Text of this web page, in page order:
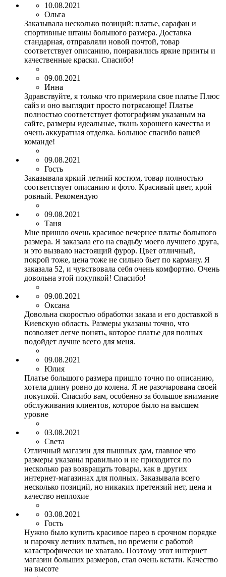
10.08.2021
Ольга
Заказывала несколько позиций: платье, сарафан и
спортивные штаны большого размера. Доставка
стандарная, отправляли новой почтой, товар
соответствует описанию, понравились яркие принты и
качественные краски. Спасибо!
09.08.2021
Инна
Здравствуйте, я только что примерила свое платье Плюс
сайз и оно выглядит просто потрясающе! Платье
полностью соответствует фотографиям указаным на
сайте, размеры идеальные, ткань хорошего качества и
очень аккуратная отделка. Большое спасибо вашей
команде!
09.08.2021
Гость
Заказывала яркий летний костюм, товар полностью
соответствует описанию и фото. Красивый цвет, крой
ровный. Рекомендую
09.08.2021
Таня
Мне пришло очень красивое вечернее платье большого
размера. Я заказала его на свадьбу моего лучшего друга,
и это вызвало настоящий фурор. Цвет отличный,
покрой тоже, цена тоже не сильно бьет по карману. Я
заказала 52, и чувствовала себя очень комфортно. Очень
довольна этой покупкой! Спасибо!
09.08.2021
Оксана
Довольна скоростью обработки заказа и его доставкой в
Киевскую область. Размеры указаны точно, что
позволяет легче понять, которое платье для полных
подойдет лучше всего для меня.
09.08.2021
Юлия
Платье большого размера пришло точно по описанию,
хотела длину ровно до колена. Я не разочарована своей
покупкой. Спасибо вам, особенно за большое внимание
обслуживания клиентов, которое было на высшем
уровне
03.08.2021
Света
Отличный магазин для пышных дам, главное что
размеры указаны правильно и не приходится по
несколько раз возвращать товары, как в других
интернет-магазинах для полных. Заказывала всего
несколько позиций, но никаких претензий нет, цена и
качество неплохие
03.08.2021
Гость
Нужно было купить красивое парео в срочном порядке
и парочку летних платьев, но времени с работой
катастрофически не хватало. Поэтому этот интернет
магазин больших размеров, стал очень кстати. Качество
на высоте